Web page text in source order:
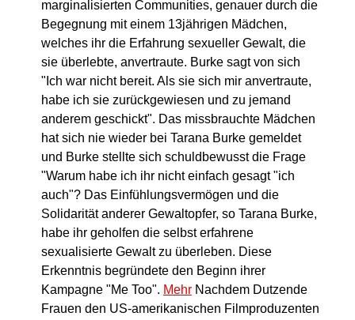
marginalisierten Communities, genauer durch die
Begegnung mit einem 13jährigen Mädchen,
welches ihr die Erfahrung sexueller Gewalt, die
sie überlebte, anvertraute. Burke sagt von sich
"Ich war nicht bereit. Als sie sich mir anvertraute,
habe ich sie zurückgewiesen und zu jemand
anderem geschickt". Das missbrauchte Mädchen
hat sich nie wieder bei Tarana Burke gemeldet
und Burke stellte sich schuldbewusst die Frage
"Warum habe ich ihr nicht einfach gesagt "ich
auch"? Das Einfühlungsvermögen und die
Solidarität anderer Gewaltopfer, so Tarana Burke,
habe ihr geholfen die selbst erfahrene
sexualisierte Gewalt zu überleben. Diese
Erkenntnis begründete den Beginn ihrer
Kampagne "Me Too". Mehr Nachdem Dutzende
Frauen den US-amerikanischen Filmproduzenten